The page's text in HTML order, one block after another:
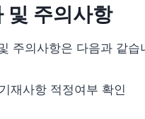
및 주의사항
주의사항은 다음과 같습
재사항 적정여부 확인